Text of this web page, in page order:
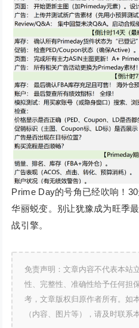
Prime Day的号角已经吹响！
华丽蜕变。别让犹豫成为旺季
战引擎。
免责声明：文章内容不代表本站
性、完整性、准确性给予任何担
考，文章版权归原作者所有。如
（内容、图片等），请及时联系